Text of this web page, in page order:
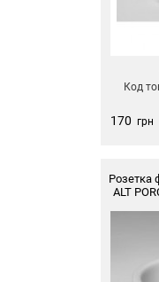
Код
170 грн
Розетка
ALT